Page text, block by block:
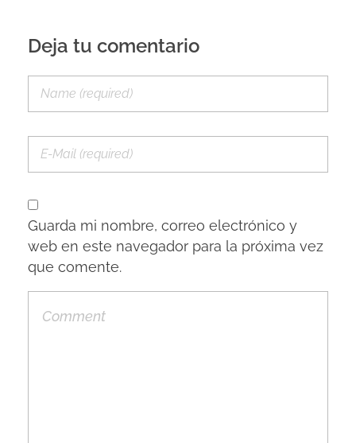
Deja tu comentario
Guarda mi nombre, correo electrónico y
web en este navegador para la próxima vez
que comente.